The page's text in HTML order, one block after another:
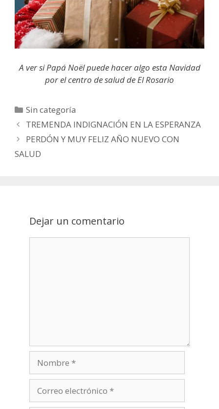
A ver si Papá Noël puede hacer algo esta Navidad
por el centro de salud de El Rosario
Categorías
Sin categoría
Post
navigation
TREMENDA INDIGNACIÓN EN LA ESPERANZA
PERDÓN Y MUY FELIZ AÑO NUEVO CON
SALUD
Dejar un comentario
electrónico